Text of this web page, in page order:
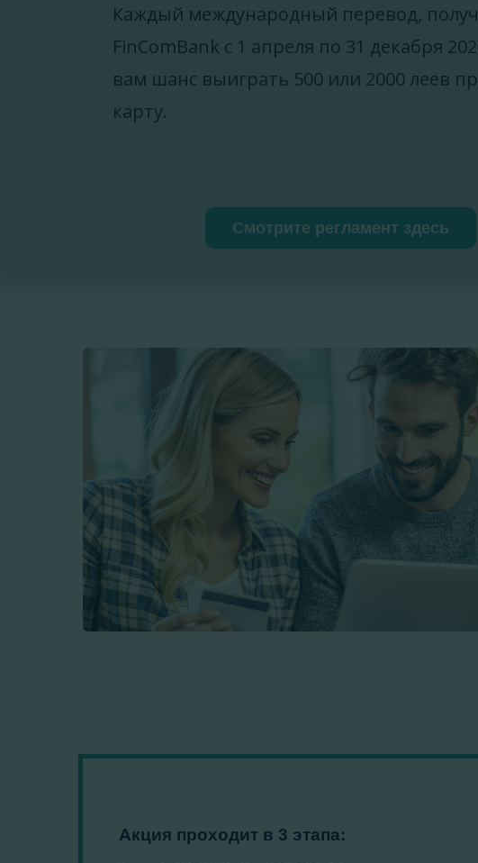
Каждый международный перевод,
FinComBank с 1 апреля по 31 декабря
вам шанс выиграть 500 или 2000 леев
карту.
Смотрите регламент здесь
Акция проходит в 3 этапа: